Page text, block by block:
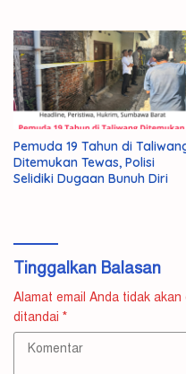
Pemuda 19 Tahun di
Ditemukan Tewas, Polisi
Selidiki Dugaan Bunuh Diri
Tinggalkan Balasan
Alamat email Anda tidak akan
ditandai *